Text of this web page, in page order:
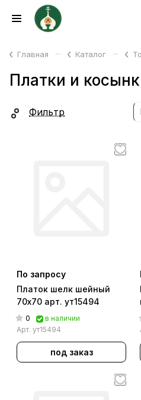
Главная – Каталог –
Платки и
Фильтр
По запросу
Платок шелк шейный
70х70 арт. ут15494
0
в наличии
Арт. ут15494
под заказ